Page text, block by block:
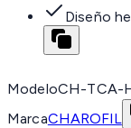
Diseño
ModeloCH-TCA-
MarcaCHAROFIL